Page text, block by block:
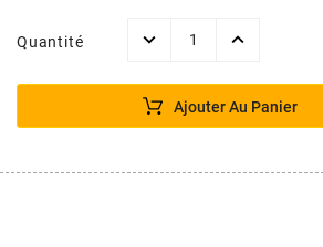
ARIETE
ARMLOCK
Quantité
Ajouter Au Panier